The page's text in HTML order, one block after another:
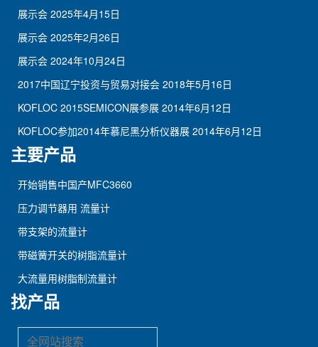
展示会 2025年4月15日
展示会 2025年2月26日
展示会 2024年10月24日
2017中国辽宁投资与贸易对接会 2018年5月16日
KOFLOC 2015SEMICON展参展 2014年6月12日
KOFLOC参加2014年慕尼黑分析仪器展 2014年6月12日
主要产品
开始销售中国产MFC3660
压力调节器用 流量计
带支架的流量计
带磁簧开关的树脂流量计
大流量用树脂制流量计
找产品